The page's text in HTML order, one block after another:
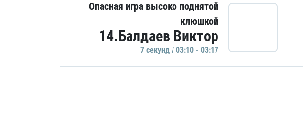
Опасная игра высоко поднятой
клюшкой
14.Балдаев Виктор
7 секунд / 03:10 - 03:17